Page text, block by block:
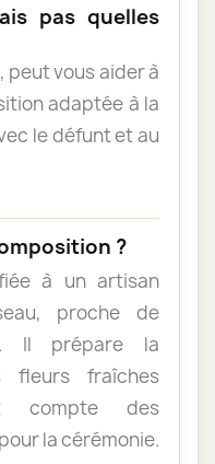
pas quelles
peut vous aider à
adaptée à la
le défunt et au
?
à un artisan
proche de
Il prépare la
fleurs fraîches
compte des
la cérémonie.